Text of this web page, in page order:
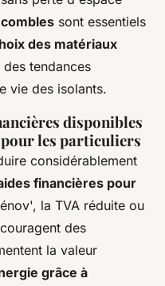
sont essentiels
des matériaux
tendances
vie des isolants.
disponibles
les particuliers
considérablement
financières pour
la TVA réduite ou
des
la valeur
grâce à